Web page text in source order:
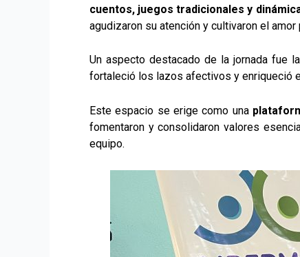
cuentos, juegos tradicionales y
agudizaron su atención y cultivaron el amor
Un aspecto destacado de la jornada fue la
fortaleció los lazos afectivos y enriqueció
Este espacio se erige como una
fomentaron y consolidaron valores
equipo.